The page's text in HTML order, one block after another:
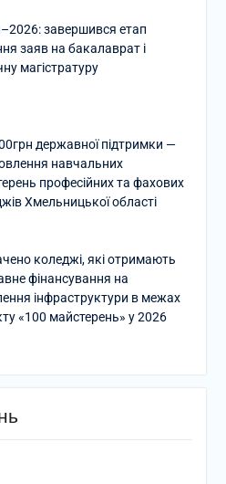
завершився етап
заяв на бакалаврат і
магістратуру
державної підтримки —
навчальних
професійних та фахових
Хмельницької області
коледжі, які отримають
фінансування на
інфраструктури в межах
«100 майстерень» у 2026